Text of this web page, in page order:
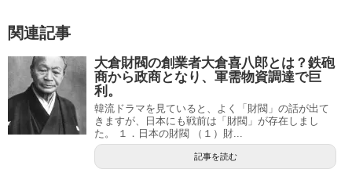
関連記事
大倉財閥の創業者大倉喜八郎とは？鉄砲
商から政商となり、軍需物資調達で巨
利。
韓流ドラマを見ていると、よく「財閥」の話が出て
きますが、日本にも戦前は「財閥」が存在しまし
た。 １．日本の財閥 （１）財...
記事を読む